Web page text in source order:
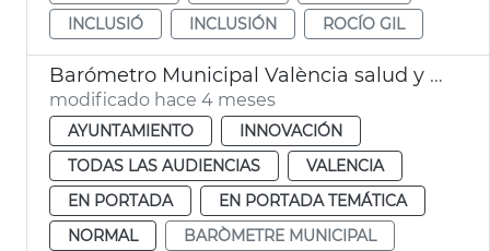
INCLUSIÓ
INCLUSIÓN ROCÍO GIL
Barómetro Municipal València salud y deporte
modificado hace 4 meses
AYUNTAMIENTO
INNOVACIÓN
TODAS LAS AUDIENCIAS
VALENCIA
EN PORTADA
EN PORTADA TEMÁTICA
NORMAL
BARÒMETRE MUNICIPAL